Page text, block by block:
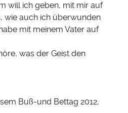
will ich geben, mit mir auf
wie auch ich überwunden
mit meinem Vater auf
was der Geist den
Buß-und Bettag 2012,